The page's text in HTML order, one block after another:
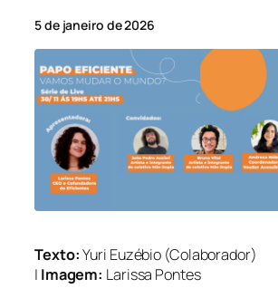
5 de janeiro de 2026
Texto:Yuri Euzébio (Colaborador)
| Imagem: Larissa Pontes